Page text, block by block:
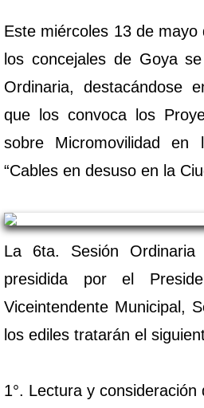
Este miércoles 13 de mayo
los concejales de Goya
Ordinaria, destacándose
que los convoca los
sobre Micromovilidad en
“Cables en desuso en la
La 6ta. Sesión
presidida por el
Viceintendente Municipal,
los ediles tratarán el
1°. Lectura y consideración